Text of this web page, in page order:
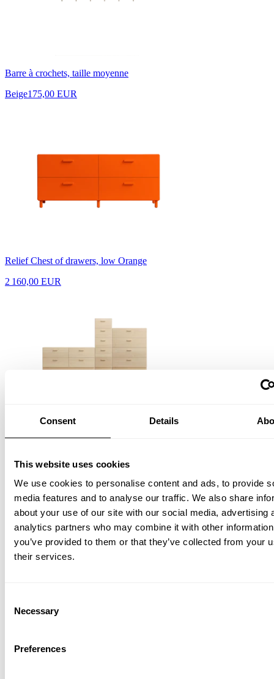
Consent Details
This website uses cookies
We use cookies to personalise content and ads, to provide
media features and to analyse our traffic. We also share
about your use of our site with our social media, advertising
analytics partners who may combine it with other
you’ve provided to them or that they’ve collected from your
their services.
Selection
Necessary
Preferences
Barre à crochets, taille moyenne
Beige175,00 EUR
Relief Chest of drawers, low Orange
2 160,00 EUR
Barre à crochets, grande, longueur